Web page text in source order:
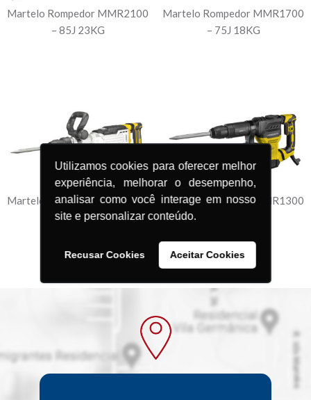
Utilizamos cookies para oferecer melhor
experiência, melhorar o desempenho,
analisar como você interage em nosso
site e personalizar conteúdo.
Recusar Cookies Aceitar Cookies
Martelo Rompedor MMR2100
– 85J 23KG
Martelo Rompedor MMR1700
– 75J 18KG
Martelo Rompedor MMR1700
– 45J 12KG
Martelo Rompedor MMR1300